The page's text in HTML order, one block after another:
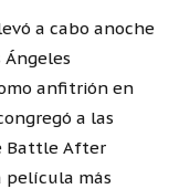
a cabo anoche
anfitrión en
a las
Battle After
película más